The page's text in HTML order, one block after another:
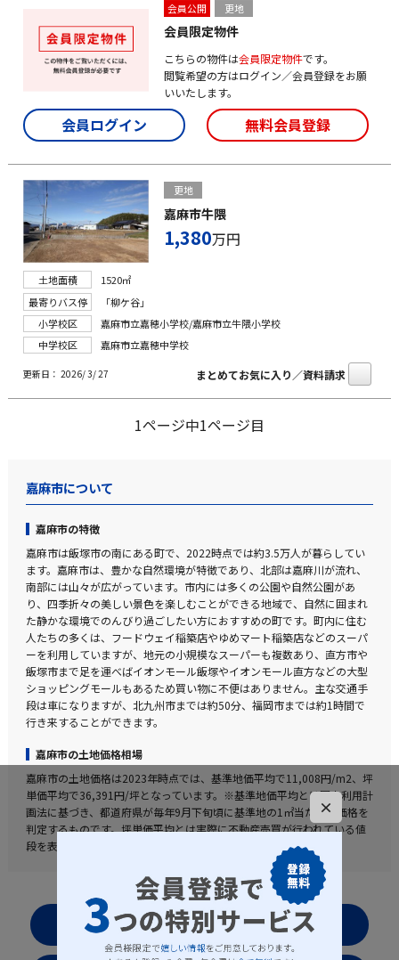
会員公開 更地
会員限定物件
こちらの物件は会員限定物件です。
閲覧希望の方はログイン／会員登録をお願
いいたします。
会員ログイン 無料会員登録
更地
嘉麻市牛隈
1,380万円
土地面積
1520㎡
最寄りバス停
「柳ケ谷」
小学校区
嘉麻市立嘉穂小学校/嘉麻市立牛隈小学校
中学校区
嘉麻市立嘉穂中学校
更新日： 2026/ 3/ 27 まとめてお気に入り／資料請求
1ページ中1ページ目
嘉麻市について
嘉麻市の特徴
嘉麻市は飯塚市の南にある町で、2022時点では約3.5万人が暮らしてい
ます。嘉麻市は、豊かな自然環境が特徴であり、北部は嘉麻川が流れ、
南部には山々が広がっています。市内には多くの公園や自然公園があ
り、四季折々の美しい景色を楽しむことができる地域で、自然に囲まれ
た静かな環境でのんびり過ごしたい方におすすめの町です。町内に住む
人たちの多くは、フードウェイ稲築店やゆめマート稲築店などのスーパ
ーを利用していますが、地元の小規模なスーパーも複数あり、直方市や
飯塚市まで足を運べばイオンモール飯塚やイオンモール直方などの大型
ショッピングモールもあるため買い物に不便はありません。主な交通手
段は車になりますが、北九州市までは約50分、福岡市までは約1時間で
行き来することができます。
嘉麻市の土地価格相場
嘉麻市の土地価格は2023年時点では、基準地価平均で11,008円/m2、坪
単価平均で36,391円/坪となっています。※基準地価平均とは国土利用計
画法に基づき、都道府県が毎年9月下旬頃に基準地の1㎡当たりの価格を
判定するものです。坪単価平均とは実際に不動産売買が行われている値
段を表した実勢値となります。
お気に入りリストを見る
×